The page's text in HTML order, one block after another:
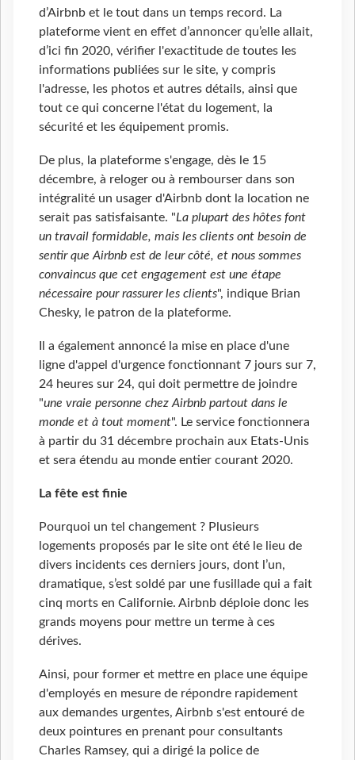
d’Airbnb et le tout dans un temps record. La
plateforme vient en effet d’annoncer qu’elle allait,
d’ici fin 2020, vérifier l'exactitude de toutes les
informations publiées sur le site, y compris
l'adresse, les photos et autres détails, ainsi que
tout ce qui concerne l'état du logement, la
sécurité et les équipement promis.
De plus, la plateforme s'engage, dès le 15
décembre, à reloger ou à rembourser dans son
intégralité un usager d'Airbnb dont la location ne
serait pas satisfaisante. "La plupart des hôtes font
un travail formidable, mais les clients ont besoin de
sentir que Airbnb est de leur côté, et nous sommes
convaincus que cet engagement est une étape
nécessaire pour rassurer les clients", indique Brian
Chesky, le patron de la plateforme.
Il a également annoncé la mise en place d'une
ligne d'appel d'urgence fonctionnant 7 jours sur 7,
24 heures sur 24, qui doit permettre de joindre
"une vraie personne chez Airbnb partout dans le
monde et à tout moment". Le service fonctionnera
à partir du 31 décembre prochain aux Etats-Unis
et sera étendu au monde entier courant 2020.
La fête est finie
Pourquoi un tel changement ? Plusieurs
logements proposés par le site ont été le lieu de
divers incidents ces derniers jours, dont l’un,
dramatique, s’est soldé par une fusillade qui a fait
cinq morts en Californie. Airbnb déploie donc les
grands moyens pour mettre un terme à ces
dérives.
Ainsi, pour former et mettre en place une équipe
d'employés en mesure de répondre rapidement
aux demandes urgentes, Airbnb s'est entouré de
deux pointures en prenant pour consultants
Charles Ramsey, qui a dirigé la police de